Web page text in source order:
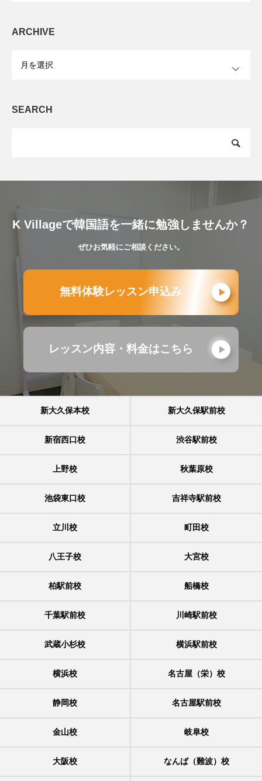
ARCHIVE
SEARCH
K Villageで韓国語を一緒に勉強しませんか？
ぜひお気軽にご相談ください。
無料体験レッスン申込み
レッスン内容・料金はこちら
新大久保本校 新大久保駅前校
新宿西口校 渋谷駅前校
上野校 秋葉原校
池袋東口校 吉祥寺駅前校
立川校 町田校
八王子校 大宮校
柏駅前校 船橋校
千葉駅前校 川崎駅前校
武蔵小杉校 横浜駅前校
横浜校 名古屋（栄）校
静岡校 名古屋駅前校
金山校 岐阜校
大阪校 なんば（難波）校